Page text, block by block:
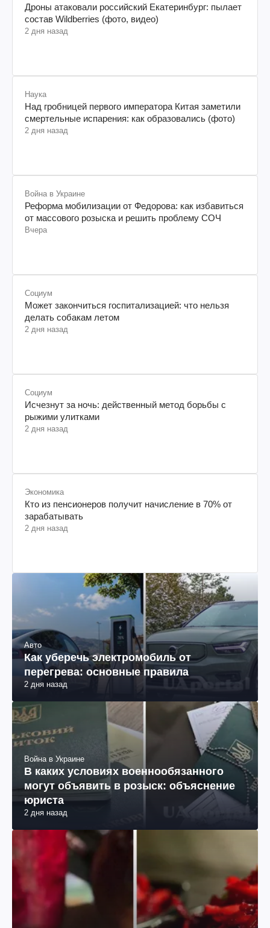
Дроны атаковали российский Екатеринбург: пылает
состав Wildberries (фото, видео)
2 дня назад
Наука
Над гробницей первого императора Китая заметили
смертельные испарения: как образовались (фото)
2 дня назад
Война в Украине
Реформа мобилизации от Федорова: как избавиться
от массового розыска и решить проблему СОЧ
Вчера
Социум
Может закончиться госпитализацией: что нельзя
делать собакам летом
2 дня назад
Социум
Исчезнут за ночь: действенный метод борьбы с
рыжими улитками
2 дня назад
Экономика
Кто из пенсионеров получит начисление в 70% от
зарабатывать
2 дня назад
Авто
Как уберечь электромобиль от
перегрева: основные правила
2 дня назад
Война в Украине
В каких условиях военнообязанного
могут объявить в розыск: объяснение
юриста
2 дня назад